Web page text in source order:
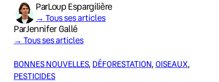
ParLoup Espargilière
→ Tous ses articles
ParJennifer Gallé
→ Tous ses articles
BONNES NOUVELLES, DÉFORESTATION, OISEAUX
PESTICIDES